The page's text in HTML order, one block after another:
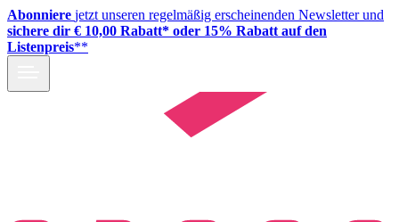
Abonniere jetzt unseren regelmäßig erscheinenden Newsletter und
sichere dir € 10,00 Rabatt* oder 15% Rabatt auf den
Listenpreis**